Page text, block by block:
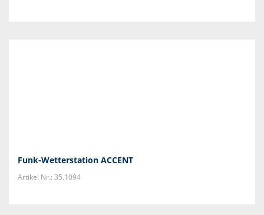
Funk-Wetterstation ACCENT
Artikel Nr.: 35.1094